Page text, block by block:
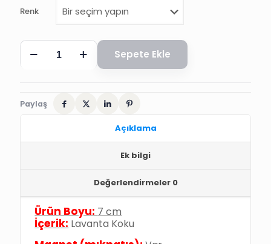
Renk
SİMLİ
ÇARIK
ŞEKERİ
Sepete Ekle
Paylaş
Açıklama
Ek bilgi
Değerlendirmeler 0
Ürün Boyu: 7 cm
İçerik: Lavanta Koku